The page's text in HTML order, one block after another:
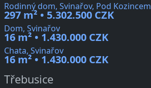
Rodinný dom, Svinařov, Pod Kozincem
297 m² • 5.302.500 CZK
Dom, Svinařov
16 m² • 1.430.000 CZK
Chata, Svinařov
16 m² • 1.430.000 CZK
Třebusice